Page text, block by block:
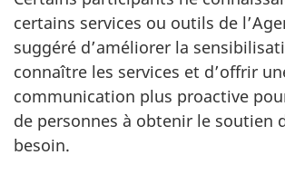
certains services ou outils de
suggéré d’améliorer la
connaître les services et d’offrir
communication plus proactive
de personnes à obtenir le soutien
besoin.